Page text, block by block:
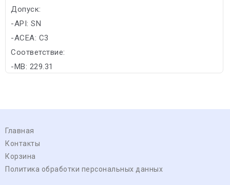
Допуск:
-API: SN
-ACEA: C3
Соответствие:
-MB: 229.31
Главная
Контакты
Корзина
Политика обработки персональных данных